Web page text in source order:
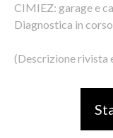
CIMIEZ: garage e
Diagnostica in corso
(Descrizione rivista